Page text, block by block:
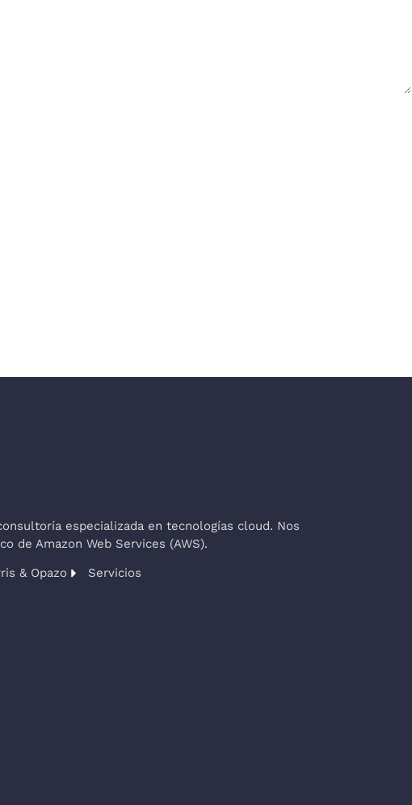
especializada en tecnologías cloud. Nos
de Amazon Web Services (AWS).
& Opazo Servicios